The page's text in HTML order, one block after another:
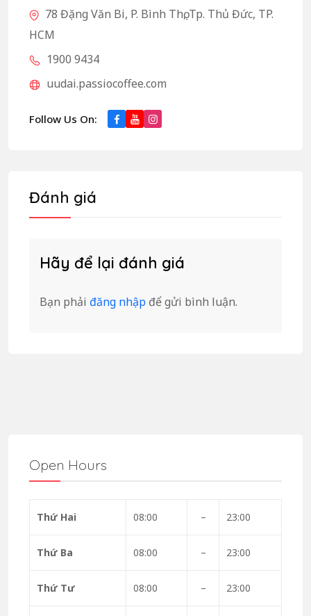
78 Đặng Văn Bi, P. Bình Thọ, Tp. Thủ Đức, TP.
HCM
1900 9434
uudai.passiocoffee.com
Follow Us On:
Đánh giá
Hãy để lại đánh giá
Bạn phải đăng nhập để gửi bình luận.
Open Hours
Thứ Hai 08:00 – 23:00
Thứ Ba 08:00 – 23:00
Thứ Tư 08:00 – 23:00